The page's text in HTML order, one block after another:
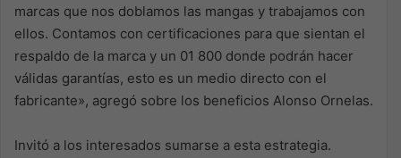
marcas que nos doblamos las mangas y trabajamos con
ellos. Contamos con certificaciones para que sientan el
respaldo de la marca y un 01 800 donde podrán hacer
válidas garantías, esto es un medio directo con el
fabricante», agregó sobre los beneficios Alonso Ornelas.
Invitó a los interesados sumarse a esta estrategia.